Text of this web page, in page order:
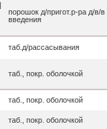
порошок д/пригот.р-ра д/в/в
введения
таб.д/рассасывания
таб., покр. оболочкой
таб., покр. оболочкой
таб., покр. оболочкой